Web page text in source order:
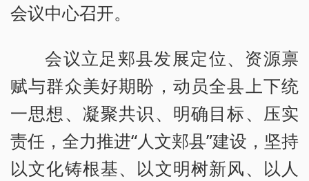
会议中心召开。
会议立足郏县发展定位、资源禀
赋与群众美好期盼，动员全县上下统
一思想、凝聚共识、明确目标、压实
责任，全力推进“人文郏县”建设，坚持
以文化铸根基、以文明树新风、以人